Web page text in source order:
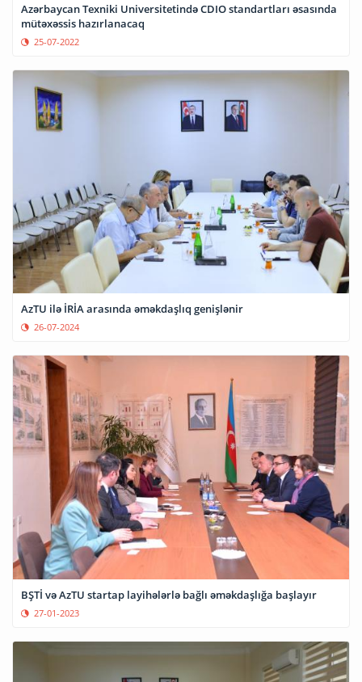
Azərbaycan Texniki Universitetində CDIO standartları əsasında
mütəxəssis hazırlanacaq
25-07-2022
AzTU ilə İRİA arasında əməkdaşlıq genişlənir
26-07-2024
BŞTİ və AzTU startap layihələrlə bağlı əməkdaşlığa başlayır
27-01-2023